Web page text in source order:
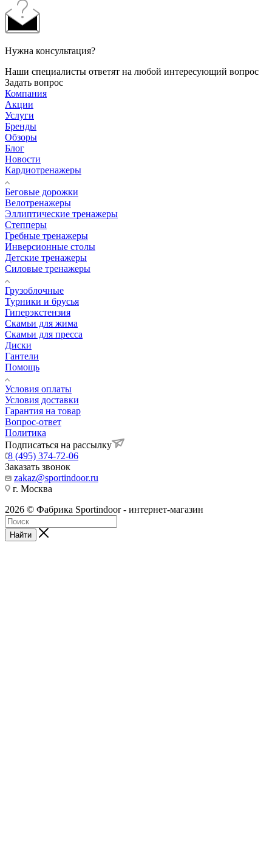
Нужна консультация?
Наши специалисты ответят на любой интересующий вопрос
Задать вопрос
Компания
Акции
Услуги
Бренды
Обзоры
Блог
Новости
Кардиотренажеры
Беговые дорожки
Велотренажеры
Эллиптические тренажеры
Степперы
Гребные тренажеры
Инверсионные столы
Детские тренажеры
Силовые тренажеры
Грузоблочные
Турники и брусья
Гиперэкстензия
Скамьи для жима
Скамьи для пресса
Диски
Гантели
Помощь
Условия оплаты
Условия доставки
Гарантия на товар
Вопрос-ответ
Политика
Подписаться на рассылку
8 (495) 374-72-06
Заказать звонок
zakaz@sportindoor.ru
г. Москва
2026 © Фабрика Sportindoor - интернет-магазин
Найти